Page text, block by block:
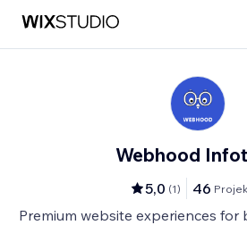
Webhood
5,0 (1) 46
Premium website experiences